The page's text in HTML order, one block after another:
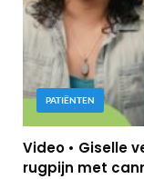
PATIËNTEN
Video • Giselle
rugpijn met